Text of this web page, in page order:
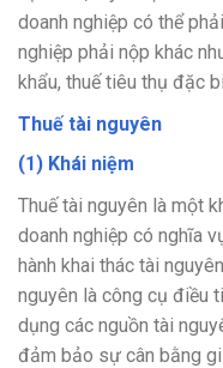
doanh nghiệp có thể
nghiệp phải nộp khác
khẩu, thuế tiêu thụ đặc
Thuế tài nguyên
(1) Khái niệm
Thuế tài nguyên là một
doanh nghiệp có nghĩa
hành khai thác tài
nguyên là công cụ điều
dụng các nguồn tài
đảm bảo sự cân bằng